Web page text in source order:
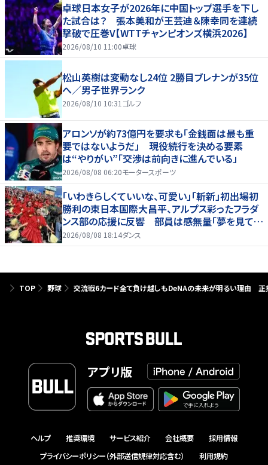
卓球日本女子が2026年に中国トップ選手を下し
た試合は？ 張本美和が王芸迪＆陳幸同を連続
撃破で圧巻V【WTTチャンピオンズ横浜2026】
2026/08/10 11:00卓球
松山英樹は変動なし24位 2勝目ブレナンが35位
へ／男子世界ランク
2026/08/10 10:31 ゴルフ
アロンソが約73億円を要求も「金銭面は最も重
要ではないようだ」 現役続行を決める要素
は“やりがい”「交渉は前向きに進んでいる」
2026/08/08 06:20モータースポーツ
「いわきらしくていいな、可愛い」「斬新」初出場初
勝利の東日本国際大昌平、アルプス彩ったフラダ
ンス部の応援に反響 部員は感無量「夢を見てい
るよう」
2026/08/08 18:14ダンス
TOP 野球 交流戦6カード全て負け越しもDeNAの未来が明るい理由
アプリ版
ヘルプ 推奨環境 サービス紹介 会社概要
採用情報
プライバシーポリシー（外部送信規律対応含む）
利用規約